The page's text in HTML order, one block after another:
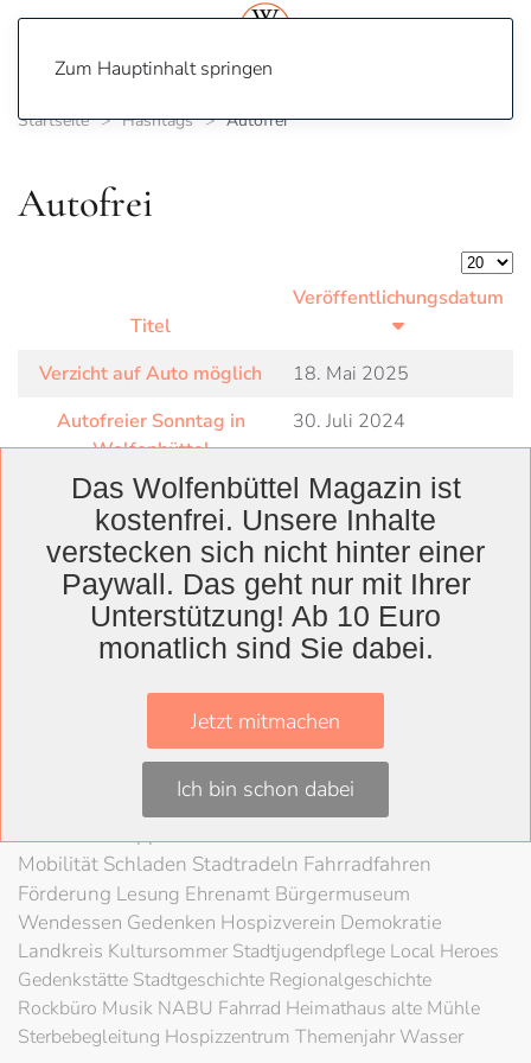
Zum Hauptinhalt springen
Startseite Hashtags Autofrei
Autofrei
Titel
Veröffentlichungsdatum
Verzicht auf Auto möglich
18. Mai 2025
Autofreier Sonntag in
Wolfenbüttel
30. Juli 2024
WolfenbüttelLandkreis
WolfenbüttelLessingtheater
Herzog August Bibliothek
Nachhaltigkeit
Kunst
Festival
Braunschweigische Landschaft HAB Schloss
80 Jahre KriegsendeLiteratur
TheaterSchöppenstedtUmweltschutzLAG Rock
Mobilität Schladen Stadtradeln Fahrradfahren
Förderung Lesung Ehrenamt Bürgermuseum
Wendessen Gedenken Hospizverein Demokratie
Landkreis KultursommerStadtjugendpflege Local Heroes
Gedenkstätte Stadtgeschichte Regionalgeschichte
Rockbüro Musik NABU Fahrrad Heimathaus alte Mühle
Sterbebegleitung Hospizzentrum Themenjahr Wasser
Das Wolfenbüttel Magazin ist
kostenfrei. Unsere Inhalte
verstecken sich nicht hinter einer
Paywall. Das geht nur mit Ihrer
Unterstützung! Ab 10 Euro
monatlich sind Sie dabei.
Jetzt mitmachen
Ich bin schon dabei